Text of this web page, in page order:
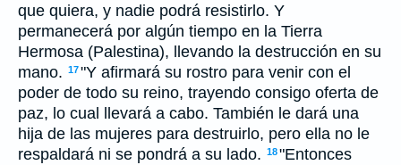
que quiera, y nadie podrá resistirlo. Y
permanecerá por algún tiempo en la Tierra
Hermosa (Palestina), llevando la destrucción en su
mano. 17"Y afirmará su rostro para venir con el
poder de todo su reino, trayendo consigo oferta de
paz, lo cual llevará a cabo. También le dará una
hija de las mujeres para destruirlo, pero ella no le
respaldará ni se pondrá a su lado. 18"Entonces